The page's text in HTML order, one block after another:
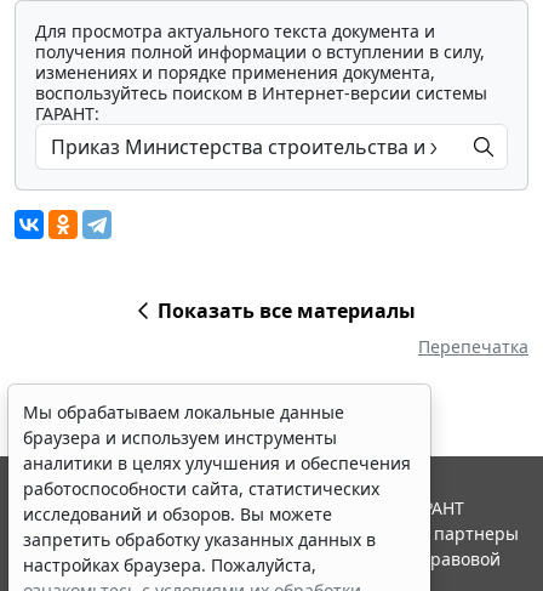
Для просмотра актуального текста документа и
получения полной информации о вступлении в силу,
изменениях и порядке применения документа,
воспользуйтесь поиском в Интернет-версии системы
ГАРАНТ:
Показать все материалы
Перепечатка
Мы обрабатываем локальные данные
браузера и используем инструменты
аналитики в целях улучшения и обеспечения
работоспособности сайта, статистических
исследований и обзоров. Вы можете
запретить обработку указанных данных в
настройках браузера. Пожалуйста,
© ООО "НПП "ГАРАНТ-СЕРВИС", 2026. Система ГАРАНТ
выпускается с 1990 года. Компания "Гарант" и ее партнеры
являются участниками Российской ассоциации правовой
информации ГАРАНТ.